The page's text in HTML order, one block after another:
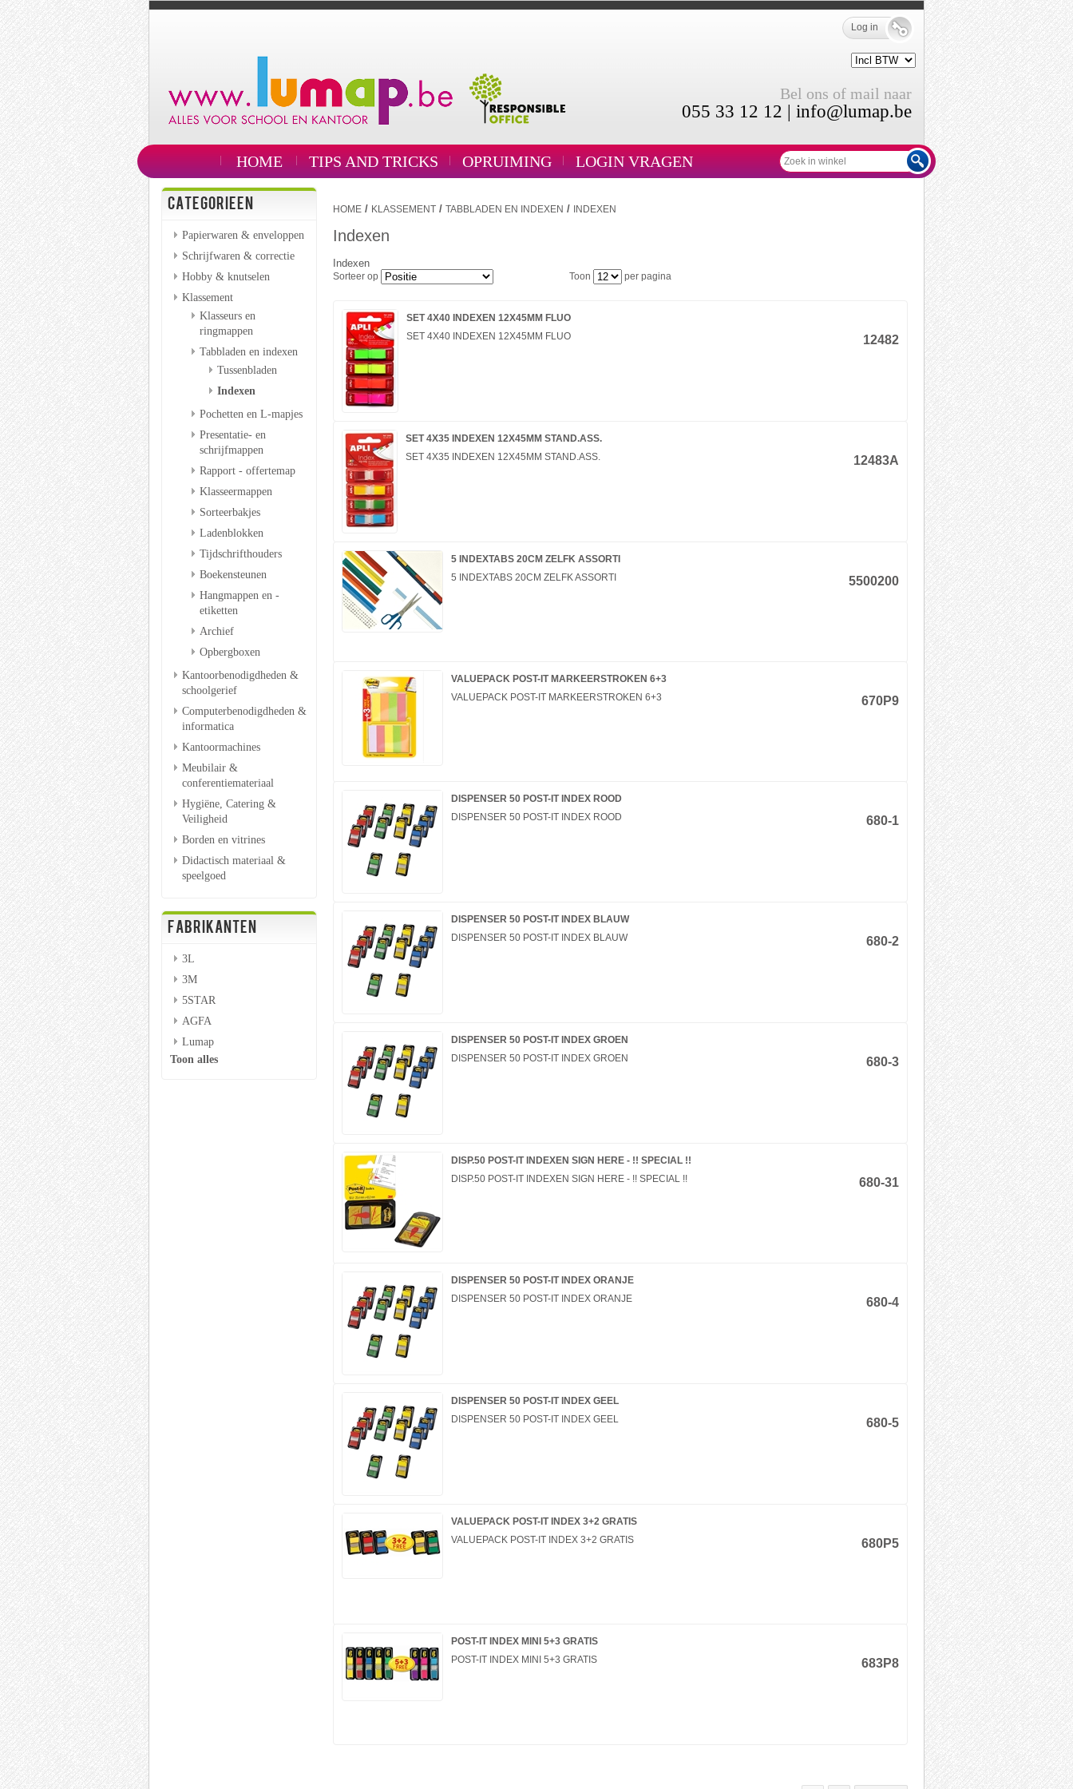
Log in
Bel ons of mail naar
055 33 12 12 | info@lumap.be
HOME TIPS AND TRICKS OPRUIMING LOGIN VRAGEN
CATEGORIEEN
Papierwaren & enveloppen
Schrijfwaren & correctie
Hobby & knutselen
Klassement
Klasseurs en
ringmappen
Tabbladen en indexen
Tussenbladen
Indexen
Pochetten en L-mapjes
Presentatie- en
schrijfmappen
Rapport - offertemap
Klasseermappen
Sorteerbakjes
Ladenblokken
Tijdschrifthouders
Boekensteunen
Hangmappen en -
etiketten
Archief
Opbergboxen
Kantoorbenodigdheden &
schoolgerief
Computerbenodigdheden &
informatica
Kantoormachines
Meubilair &
conferentiemateriaal
Hygiëne, Catering &
Veiligheid
Borden en vitrines
Didactisch materiaal &
speelgoed
FABRIKANTEN
3L
3M
5STAR
AGFA
Lumap
Toon alles
HOME / KLASSEMENT / TABBLADEN EN INDEXEN / INDEXEN
Indexen
Indexen
Sorteer op Toon per pagina
SET 4X40 INDEXEN 12X45MM FLUO
SET 4X40 INDEXEN 12X45MM FLUO
12482
SET 4X35 INDEXEN 12X45MM STAND.ASS.
SET 4X35 INDEXEN 12X45MM STAND.ASS.
12483A
5 INDEXTABS 20CM ZELFK ASSORTI
5 INDEXTABS 20CM ZELFK ASSORTI
5500200
VALUEPACK POST-IT MARKEERSTROKEN 6+3
VALUEPACK POST-IT MARKEERSTROKEN 6+3
670P9
DISPENSER 50 POST-IT INDEX ROOD
DISPENSER 50 POST-IT INDEX ROOD
680-1
DISPENSER 50 POST-IT INDEX BLAUW
DISPENSER 50 POST-IT INDEX BLAUW
680-2
DISPENSER 50 POST-IT INDEX GROEN
DISPENSER 50 POST-IT INDEX GROEN
680-3
DISP.50 POST-IT INDEXEN SIGN HERE - !! SPECIAL !!
DISP.50 POST-IT INDEXEN SIGN HERE - !! SPECIAL !!
680-31
DISPENSER 50 POST-IT INDEX ORANJE
DISPENSER 50 POST-IT INDEX ORANJE
680-4
DISPENSER 50 POST-IT INDEX GEEL
DISPENSER 50 POST-IT INDEX GEEL
680-5
VALUEPACK POST-IT INDEX 3+2 GRATIS
VALUEPACK POST-IT INDEX 3+2 GRATIS
680P5
POST-IT INDEX MINI 5+3 GRATIS
POST-IT INDEX MINI 5+3 GRATIS
683P8